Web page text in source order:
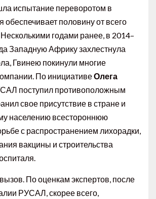
испытание переворотом в
обеспечивает половину от всего
годами ранее, в 2014–
Западную Африку захлестнула
Гвинею покинули многие
По инициативеОлега
поступил противоположным
свое присутствие в стране и
населению всестороннюю
с распространением лихорадки,
вакцины и строительства
По оценкам экспертов, после
РУСАЛ, скорее всего,